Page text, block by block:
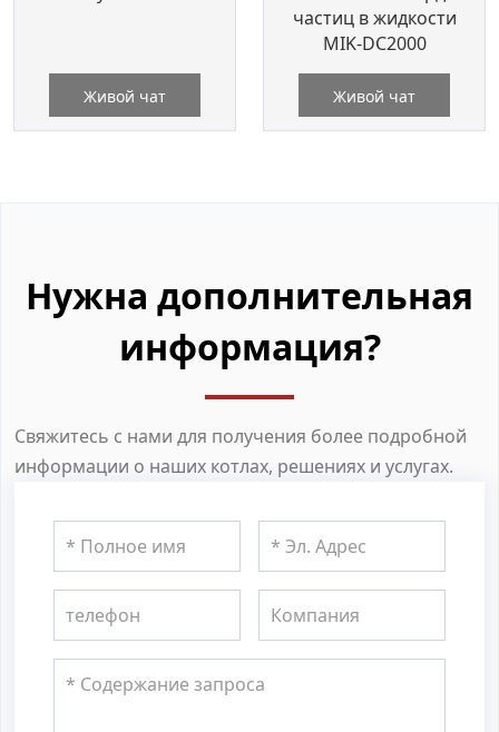
Живой чат
частиц в жидкости
MIK-DC2000
Живой чат
Нужна дополнительная
информация?
Свяжитесь с нами для получения более подробной
информации о наших котлах, решениях и услугах.